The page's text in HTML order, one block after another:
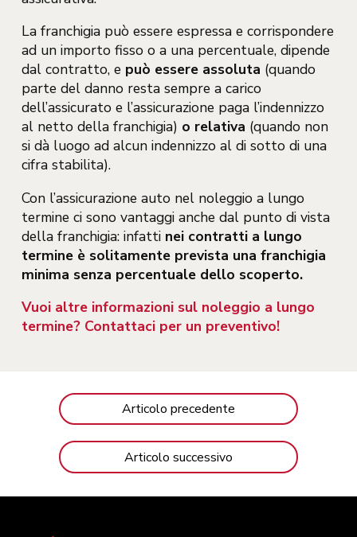
La franchigia può essere espressa e corrispondere
ad un importo fisso o a una percentuale, dipende
dal contratto, e può essere assoluta (quando
parte del danno resta sempre a carico
dell’assicurato e l’assicurazione paga l’indennizzo
al netto della franchigia) o relativa (quando non
si dà luogo ad alcun indennizzo al di sotto di una
cifra stabilita).
Con l’assicurazione auto nel noleggio a lungo
termine ci sono vantaggi anche dal punto di vista
della franchigia: infatti nei contratti a lungo
termine è solitamente prevista una franchigia
minima senza percentuale dello scoperto.
Vuoi altre informazioni sul noleggio a lungo
termine? Contattaci per un preventivo!
Articolo precedente
Articolo successivo